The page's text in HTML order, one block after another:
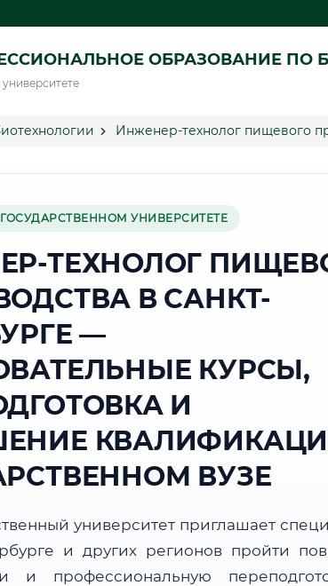
ОБРАЗОВАНИЕ ПО
Инженер-технолог пищевого
УНИВЕРСИТЕТЕ
ТЕХНОЛОГ
В САНКТ-
—
КУРСЫ,
И
ВУЗЕ
университет приглашает
и других регионов пройти
и профессиональную